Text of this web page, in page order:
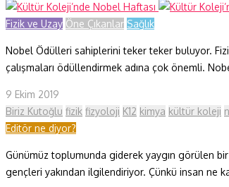
Dergi Sayıları
Sağlık
Fizik ve Uzay
Gezegenimiz
Fazlası
Fizik ve Uzay Öne Çıkanlar Sağlık
Nobel Ödülleri sahiplerini teker teker buluyor.
çalışmaları ödüllendirmek adına çok önemli.
9 Ekim 2019
Biriz Kutoğlu fizik fizyoloji K12 kimya kültür koleji
Editör ne diyor?
Günümüz toplumunda giderek yaygın görülen
gençleri yakından ilgilendiriyor. Çünkü insan ne